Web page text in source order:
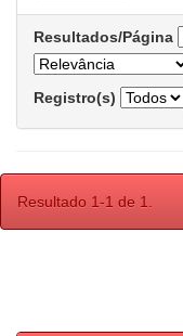
Resultados/Página
Registro(s)
Resultado 1-1 de 1.